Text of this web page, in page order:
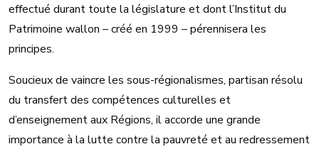
effectué durant toute la législature et dont l’Institut du
Patrimoine wallon – créé en 1999 – pérennisera les
principes.
Soucieux de vaincre les sous-régionalismes, partisan résolu
du transfert des compétences culturelles et
d’enseignement aux Régions, il accorde une grande
importance à la lutte contre la pauvreté et au redressement